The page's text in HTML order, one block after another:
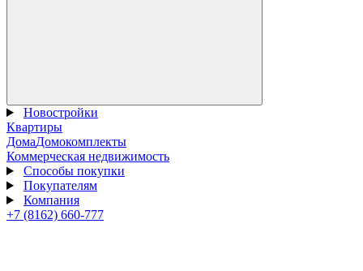
Новостройки
Квартиры
ДомаДомокомплекты
Коммерческая недвижимость
Способы покупки
Покупателям
Компания
+7 (8162) 660-777